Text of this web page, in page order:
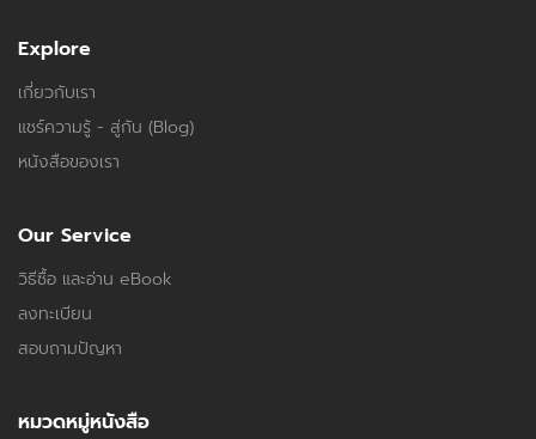
Explore
เกี่ยวกับเรา
แชร์ความรู้ - สู่กัน (Blog)
หนังสือของเรา
Our Service
วิธีซื้อ และอ่าน eBook
ลงทะเบียน
สอบถามปัญหา
หมวดหมู่หนังสือ